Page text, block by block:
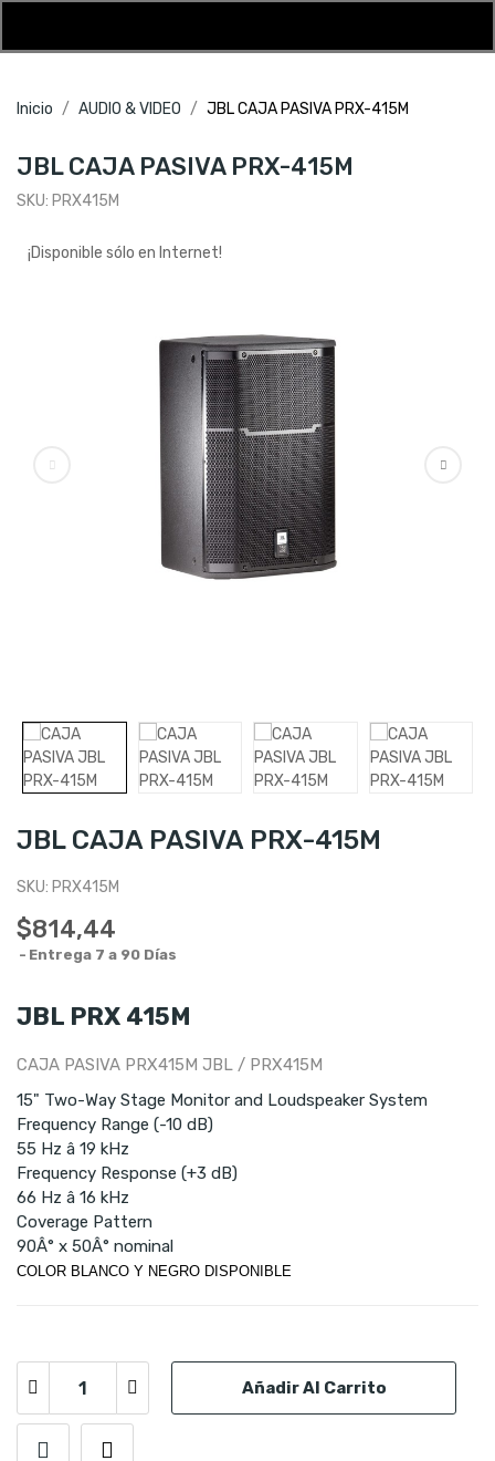
Inicio AUDIO & VIDEO JBL CAJA PASIVA PRX-415M
JBL CAJA PASIVA PRX-415M
SKU: PRX415M
¡Disponible sólo en Internet!
JBL CAJA PASIVA PRX-415M
SKU: PRX415M
$814,44
Entrega 7 a 90 Días
JBL PRX 415M
CAJA PASIVA PRX415M JBL / PRX415M
15" Two-Way Stage Monitor and Loudspeaker System
Frequency Range (-10 dB)
55 Hz â 19 kHz
Frequency Response (+3 dB)
66 Hz â 16 kHz
Coverage Pattern
90Â° x 50Â° nominal
COLOR BLANCO Y NEGRO DISPONIBLE
Añadir Al Carrito